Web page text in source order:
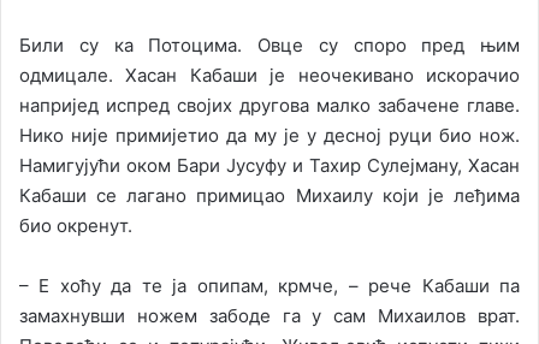
Били су ка Потоцима. Овце су споро пред њим
одмицале. Хасан Кабаши је неочекивано искорачио
напријед испред својих другова малко забачене главе.
Нико није примијетио да му је у десној руци био нож.
Намигујући оком Бари Јусуфу и Тахир Сулејману, Хасан
Кабаши се лагано примицао Михаилу који је леђима
био окренут.
– Е хоћу да те ја опипам, крмче, – рече Кабаши па
замахнувши ножем забоде га у сам Михаилов врат.